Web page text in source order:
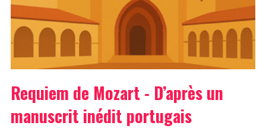
Requiem de Mozart - D’après un
manuscrit inédit portugais